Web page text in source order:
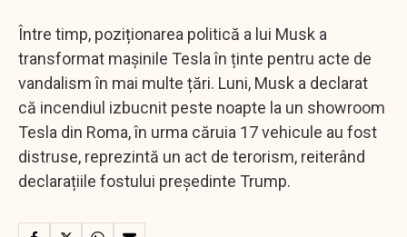
Între timp, poziționarea politică a lui Musk a
transformat mașinile Tesla în ținte pentru acte de
vandalism în mai multe țări. Luni, Musk a declarat
că incendiul izbucnit peste noapte la un showroom
Tesla din Roma, în urma căruia 17 vehicule au fost
distruse, reprezintă un act de terorism, reiterând
declarațiile fostului președinte Trump.